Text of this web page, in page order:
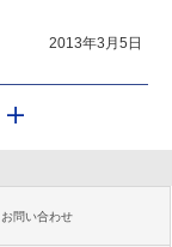
2013年3月5日
お問い合わせ